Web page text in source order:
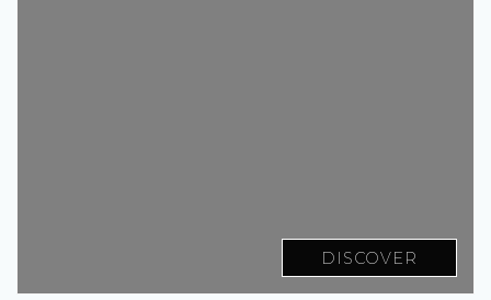
DISCOVER